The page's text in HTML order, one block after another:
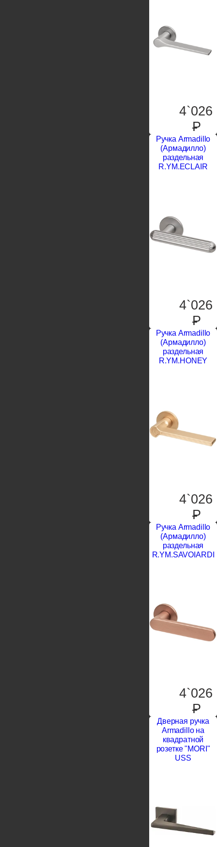
4`026
P
Ручка Armadillo
(Армадилло)
раздельная
R.YM.ECLAIR
4`026
P
Ручка Armadillo
(Армадилло)
раздельная
R.YM.HONEY
4`026
P
Ручка Armadillo
(Армадилло)
раздельная
R.YM.SAVOIARDI
4`026
P
Дверная ручка
Armadillo на
квадратной
розетке "MORI"
USS